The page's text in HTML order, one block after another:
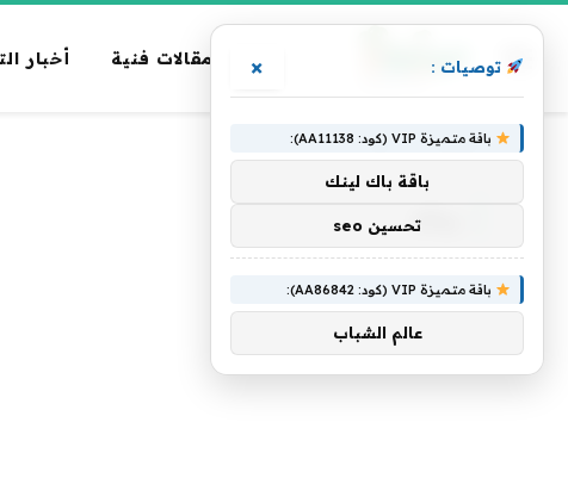
مقالات فنية أخبار
الرئيسية » روكو
روكو
توصيات : ×
باقة متميزة VIP (كود: AA11138):
باقة باك لينك
تحسين seo
باقة متميزة VIP (كود: AA86842):
عالم الشباب